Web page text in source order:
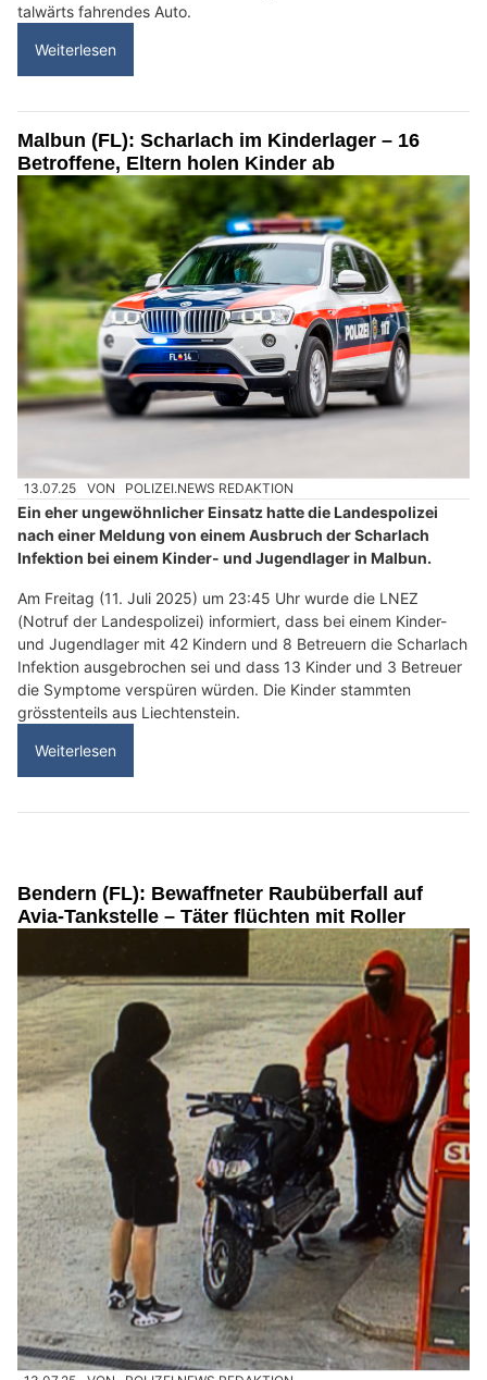
talwärts fahrendes Auto.
Weiterlesen
Malbun (FL): Scharlach im Kinderlager – 16
Betroffene, Eltern holen Kinder ab
13.07.25 VON POLIZEI.NEWS REDAKTION
Ein eher ungewöhnlicher Einsatz hatte die Landespolizei
nach einer Meldung von einem Ausbruch der Scharlach
Infektion bei einem Kinder- und Jugendlager in Malbun.
Am Freitag (11. Juli 2025) um 23:45 Uhr wurde die LNEZ
(Notruf der Landespolizei) informiert, dass bei einem Kinder-
und Jugendlager mit 42 Kindern und 8 Betreuern die Scharlach
Infektion ausgebrochen sei und dass 13 Kinder und 3 Betreuer
die Symptome verspüren würden. Die Kinder stammten
grösstenteils aus Liechtenstein.
Weiterlesen
Bendern (FL): Bewaffneter Raubüberfall auf
Avia-Tankstelle – Täter flüchten mit Roller